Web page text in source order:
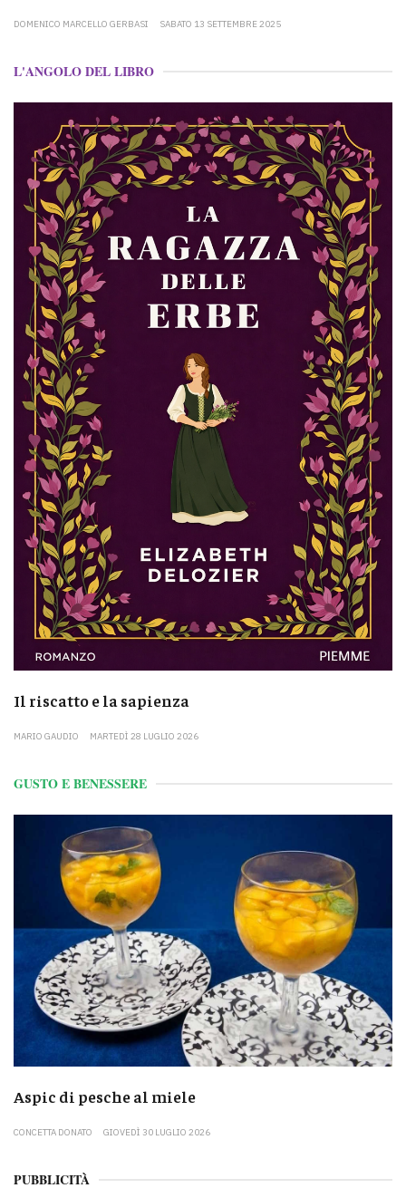
DOMENICO MARCELLO GERBASI SABATO 13 SETTEMBRE 2025
L'ANGOLO DEL LIBRO
Il riscatto e la sapienza
MARIO GAUDIO MARTEDÌ 28 LUGLIO 2026
GUSTO E BENESSERE
Aspic di pesche al miele
CONCETTA DONATO GIOVEDÌ 30 LUGLIO 2026
PUBBLICITÀ